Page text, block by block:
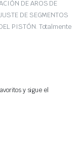
DE AROS DE
DE SEGMENTOS
PISTÓN. Totalmente
y sigue el